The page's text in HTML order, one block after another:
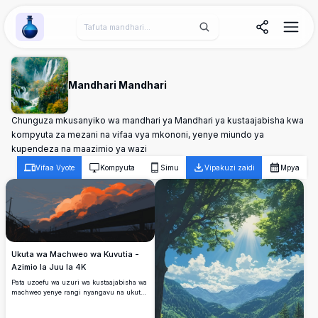
Wallpaper Alchemy
Mandhari Mandhari
Chunguza mkusanyiko wa mandhari ya Mandhari ya kustaajabisha kwa
kompyuta za mezani na vifaa vya mkononi, yenye miundo ya
kupendeza na maazimio ya wazi
Vifaa Vyote Kompyuta Simu Vipakuzi zaidi Mpya
Ukuta wa Machweo wa Kuvutia -
Azimio la Juu la 4K
Pata uzoefu wa uzuri wa kustaajabisha wa
machweo yenye rangi nyangavu na ukuta